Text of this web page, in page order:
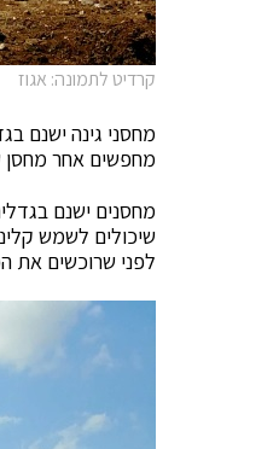
קרדיט לתמונה: אגוז
מחסני גינה ישנם
מחפשים אחר מחסן
מחסנים ישנם
שיכולים לשמש
לפני שרוכשים את